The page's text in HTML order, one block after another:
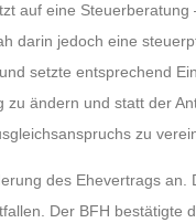
auf eine
darin jedoch eine
setzte entsprechend
ändern und statt der
zu
des Ehevertrags an.
Der BFH bestätigte